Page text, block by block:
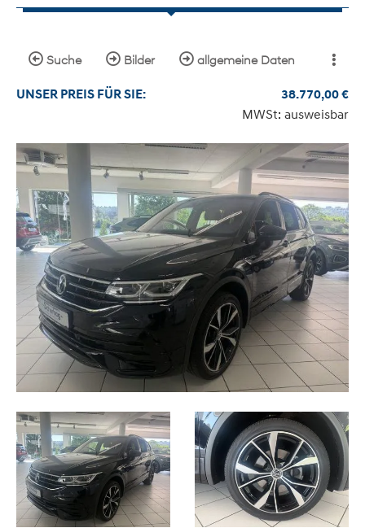
Suche Bilder allgemeine Daten
UNSER PREIS FÜR SIE: 38.770,00€
MWSt: ausweisbar